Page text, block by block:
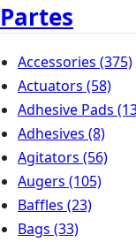
Partes
Accessories (375)
Actuators (58)
Adhesive Pads
Adhesives (8)
Agitators (56)
Augers (105)
Baffles (23)
Bags (33)